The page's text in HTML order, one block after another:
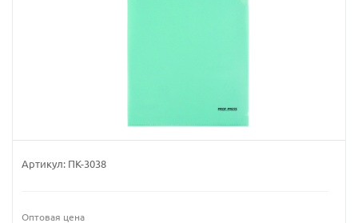
Артикул: ПК-3038
Оптовая цена